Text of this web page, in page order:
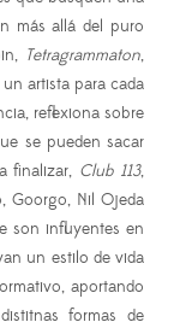
más allá del puro
Tetragrammaton,
artista para cada
reflexiona sobre
se pueden sacar
finalizar, Club 113,
Goorgo, Nil Ojeda
son influyentes en
un estilo de vida
aportando
formas de